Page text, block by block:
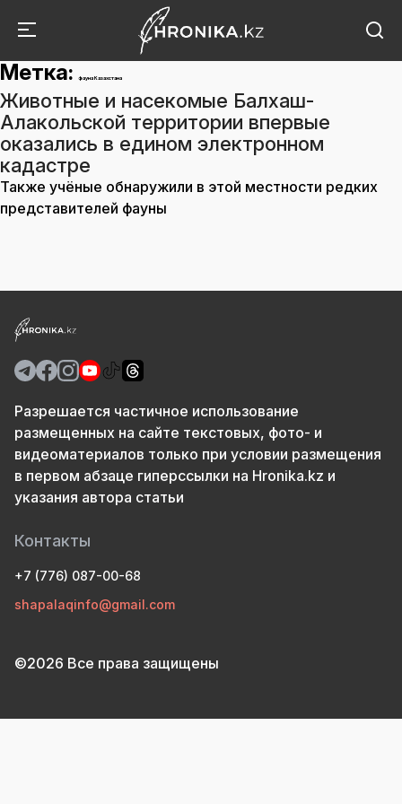
Метка: фауна Казахстана
Животные и насекомые Балхаш-
Алакольской территории впервые
оказались в едином электронном
кадастре
Также учёные обнаружили в этой местности редких
представителей фауны
Разрешается частичное использование
размещенных на сайте текстовых, фото- и
видеоматериалов только при условии размещения
в первом абзаце гиперссылки на Hronika.kz и
указания автора статьи
Контакты
+7 (776) 087-00-68
shapalaqinfo@gmail.com
©2026 Все права защищены